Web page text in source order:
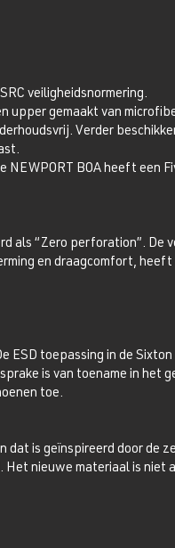
veiligheidsnormering.
upper gemaakt van
Verder
BOA heeft een
als “Zero perforation”. De
en draagcomfort,
ESD toepassing in de
is van toename in het
toe.
is geïnspireerd door de
nieuwe materiaal is niet